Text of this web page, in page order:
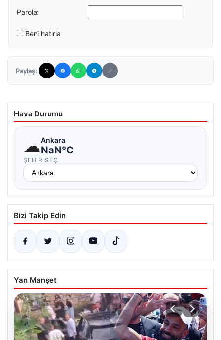
Parola:
Beni hatırla
Paylaş:
Hava Durumu
☁Ankara
NaN°C
ŞEHIR SEÇ
Bizi Takip Edin
Yan Manşet